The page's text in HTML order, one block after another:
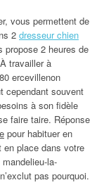
vous permettent de
2 dresseur chien
propose 2 heures de
travailler à
ercevillenon
cependant souvent
à son fidèle
faire taire. Réponse
pour habituer en
place dans votre
la-
pas pourquoi.